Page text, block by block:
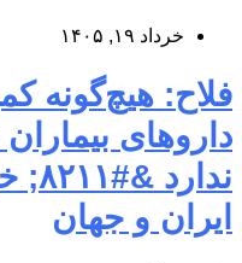
خرداد ۱۹, ۱۴۰۵
فلاح: هیچ‌گونه
داروهای
ایران و جهان